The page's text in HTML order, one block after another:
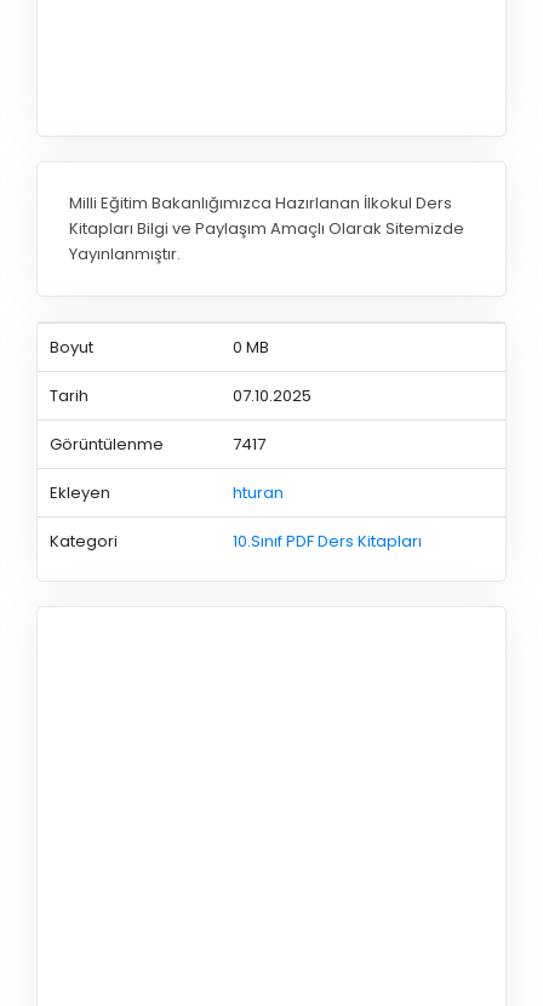
Milli Eğitim Bakanlığımızca Hazırlanan İlkokul Ders
Kitapları Bilgi ve Paylaşım Amaçlı Olarak Sitemizde
Yayınlanmıştır.
Boyut 0 MB
Tarih 07.10.2025
Görüntülenme 7417
Ekleyen hturan
Kategori 10.Sınıf PDF Ders Kitapları